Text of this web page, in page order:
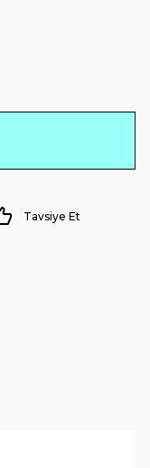
Tavsiye Et